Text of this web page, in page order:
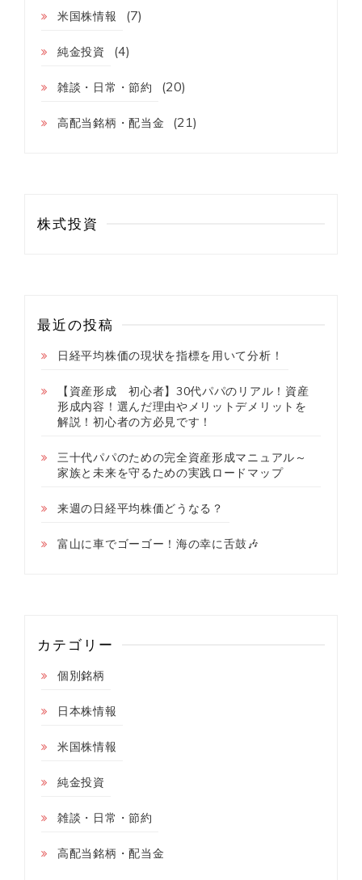
米国株情報 (7)
純金投資 (4)
雑談・日常・節約 (20)
高配当銘柄・配当金 (21)
株式投資
最近の投稿
日経平均株価の現状を指標を用いて分析！
【資産形成 初心者】30代パパのリアル！資産
形成内容！選んだ理由やメリットデメリットを
解説！初心者の方必見です！
三十代パパのための完全資産形成マニュアル～
家族と未来を守るための実践ロードマップ
来週の日経平均株価どうなる？
富山に車でゴーゴー！海の幸に舌鼓🎶
カテゴリー
個別銘柄
日本株情報
米国株情報
純金投資
雑談・日常・節約
高配当銘柄・配当金